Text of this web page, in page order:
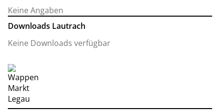
Keine Angaben
Downloads Lautrach
Keine Downloads verfügbar